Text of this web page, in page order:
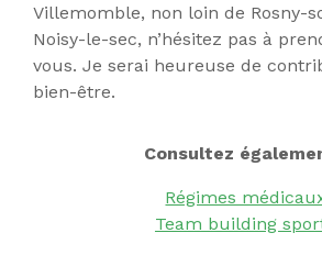
Villemomble, non loin de Rosny-
Noisy-le-sec, n’hésitez pas à
vous. Je serai heureuse de
bien-être.
Consultez
Régimes
Team building